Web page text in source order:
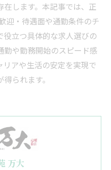
します。本記事では、正
迎・待遇面や通勤条件のチ
役立つ具体的な求人選びの
勤や勤務開始のスピード感
アや生活の安定を実現で
られます。
万大